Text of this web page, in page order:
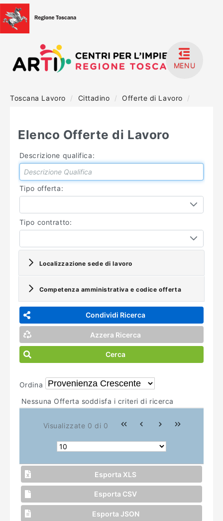
MENU
HOME
MANUALISTICA
Toscana Lavoro / Cittadino / Offerte di Lavoro /
Elenco Offerte di Lavoro
Descrizione qualifica:
Tipo offerta:
Tipo contratto:
Localizzazione sede di lavoro
Competenza amministrativa e codice offerta
Condividi Ricerca
Azzera Ricerca
Cerca
Ordina
Nessuna Offerta soddisfa i criteri di ricerca
Visualizzate 0 di 0
Esporta XLS
Esporta CSV
Esporta JSON